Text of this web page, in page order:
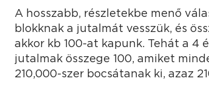
A hosszabb, részletekbe menő
blokknak a jutalmát vesszük, és
akkor kb 100-at kapunk. Tehát a 4
jutalmak összege 100, amiket
210,000-szer bocsátanak ki, azaz